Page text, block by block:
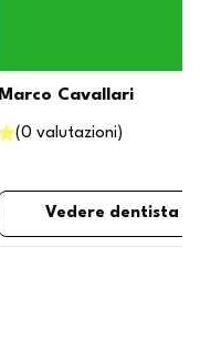
Marco Cavallari
(0 valutazioni )
Vedere dentista